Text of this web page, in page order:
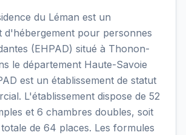
du Léman est un
d'hébergement pour personnes
(EHPAD) situé à Thonon-
le département Haute-Savoie
est un établissement de statut
L'établissement dispose de 52
et 6 chambres doubles, soit
de 64 places. Les formules